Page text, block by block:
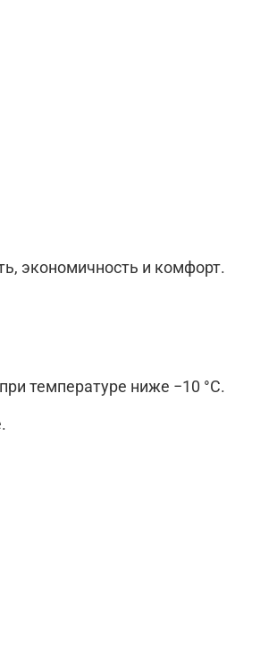
экономичность и комфорт.
температуре ниже −10 °C.